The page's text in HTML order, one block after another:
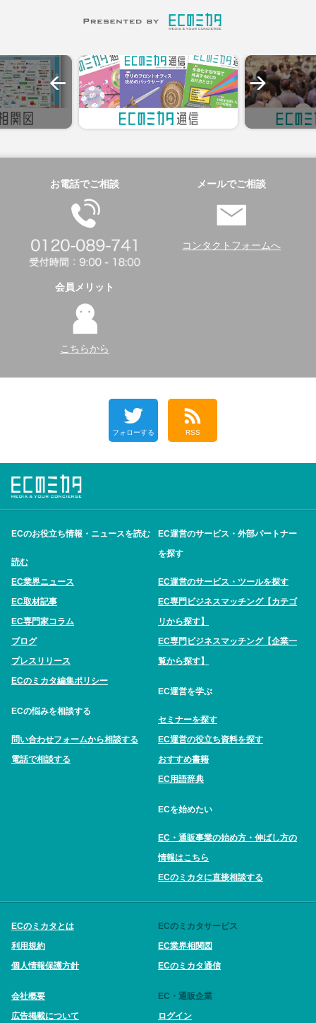
お電話でご相談 メールでご相談
コンタクトフォームへ
会員メリット
こちらから
フォローする RSS
ECのお役立ち情報・ニュースを読む
読む
EC業界ニュース
EC取材記事
EC専門家コラム
ブログ
プレスリリース
ECのミカタ編集ポリシー
ECの悩みを相談する
問い合わせフォームから相談する
電話で相談する
EC運営のサービス・外部パートナー
を探す
EC運営のサービス・ツールを探す
EC専門ビジネスマッチング【カテゴ
リから探す】
EC専門ビジネスマッチング【企業一
覧から探す】
EC運営を学ぶ
セミナーを探す
EC運営の役立ち資料を探す
おすすめ書籍
EC用語辞典
ECを始めたい
EC・通販事業の始め方・伸ばし方の
情報はこちら
ECのミカタに直接相談する
ECのミカタとは
利用規約
個人情報保護方針
会社概要
広告掲載について
ECのミカタサービス
EC業界相関図
ECのミカタ通信
EC・通販企業
ログイン